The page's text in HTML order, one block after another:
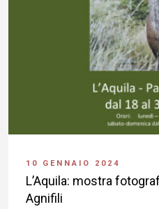
10 GENNAIO 2024
L’Aquila: mostra
Agnifili